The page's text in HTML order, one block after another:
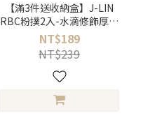
【滿3件送收納盒】J-LIN
RBC粉撲2入-水滴修飾厚款
BG550
NT$189
NT$239